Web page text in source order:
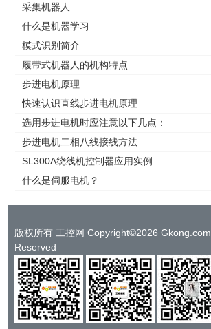
采集机器人
什么是机器学习
模式识别简介
履带式机器人的机构特点
步进电机原理
快速认识直线步进电机原理
选用步进电机时应注意以下几点：
步进电机二相八线接线方法
SL300A绕线机控制器应用实例
什么是伺服电机？
版权所有 工控网 Copyright©2026
Reserved